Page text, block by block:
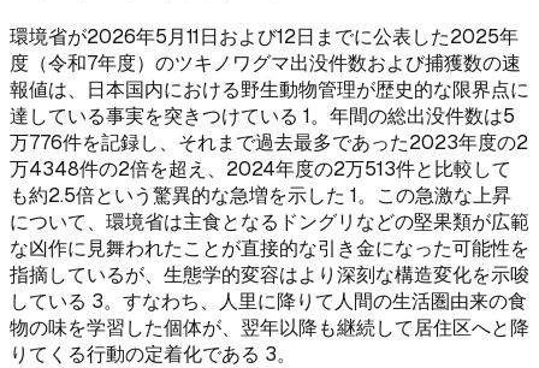
環境省が2026年5月11日および12日までに公表した2025年
度（令和7年度）のツキノワグマ出没件数および捕獲数の速
報値は、日本国内における野生動物管理が歴史的な限界点に
達している事実を突きつけている 1。年間の総出没件数は5
万776件を記録し、それまで過去最多であった2023年度の2
万4348件の2倍を超え、2024年度の2万513件と比較して
も約2.5倍という驚異的な急増を示した 1。この急激な上昇
について、環境省は主食となるドングリなどの堅果類が広範
な凶作に見舞われたことが直接的な引き金になった可能性を
指摘しているが、生態学的変容はより深刻な構造変化を示唆
している 3。すなわち、人里に降りて人間の生活圏由来の食
物の味を学習した個体が、翌年以降も継続して居住区へと降
りてくる行動の定着化である 3。